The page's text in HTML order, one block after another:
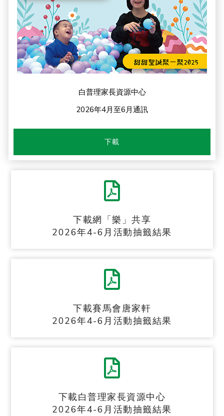
白普理家長資源中心
2026年4月至6月通訊
下載
下載網「樂」共享
2026年4-6月活動抽籤結果
下載賽馬會唐家軒
2026年4-6月活動抽籤結果
下載白普理家長資源中心
2026年4-6月活動抽籤結果